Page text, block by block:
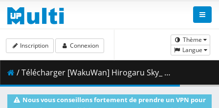
Thème
Langue
Inscription Connexion
/ Télécharger [WakuWan] Hirogaru Sky_ Precure - 44 (WEB 1080p HEVC AAC) [1FAEB729].mkv.001 ( 498.00 MB )
Nous vous conseillons fortement de prendre un VPN pour